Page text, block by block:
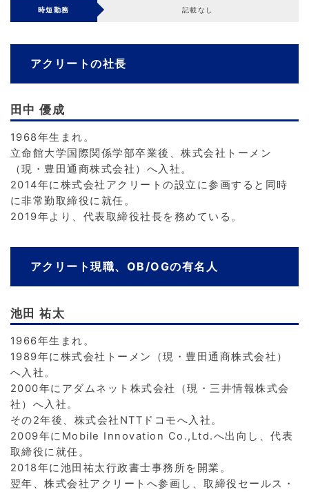
時短勤務 記載なし
アクリートの社長
田中 優成
1968年生まれ。
立命館大学国際関係学部卒業後、株式会社トーメン
（現・豊田通商株式会社）へ入社。
2014年に株式会社アクリートの設立に参画すると同時
に非常勤取締役に就任。
2019年より、代表取締役社長を務めている。
アクリート現職、OB/OGの有名人
池田 祐太
1966年生まれ。
1989年に株式会社トーメン（現・豊田通商株式会社）
へ入社。
2000年にアダムネット株式会社（現・三井情報株式会
社）へ入社。
その2年後、株式会社NTTドコモへ入社。
2009年にMobile Innovation Co.,Ltd.へ出向し、代表
取締役に就任。
2018年に池田祐太行政書士事務所を開業。
翌年、株式会社アクリートへ参画し、取締役セールス・